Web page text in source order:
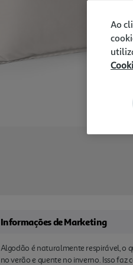
Informações de Marketing
Algodão é naturalmente respirável, o
no verão e quente no inverno. Isso
Ao